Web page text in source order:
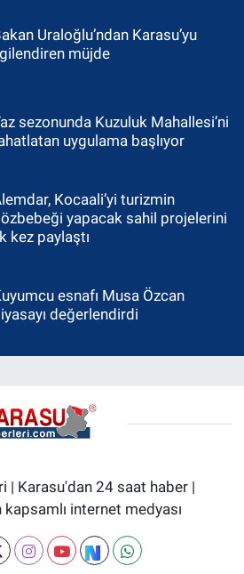
Uraloğlu’ndan Karasu’yu
müjde
sezonunda Kuzuluk Mahallesi’ni
uygulama başlıyor
Kocaali’yi turizmin
yapacak sahil projelerini
kez paylaştı
esnafı Musa Özcan
değerlendirdi
| Karasu'dan 24 saat haber |
kapsamlı internet medyası